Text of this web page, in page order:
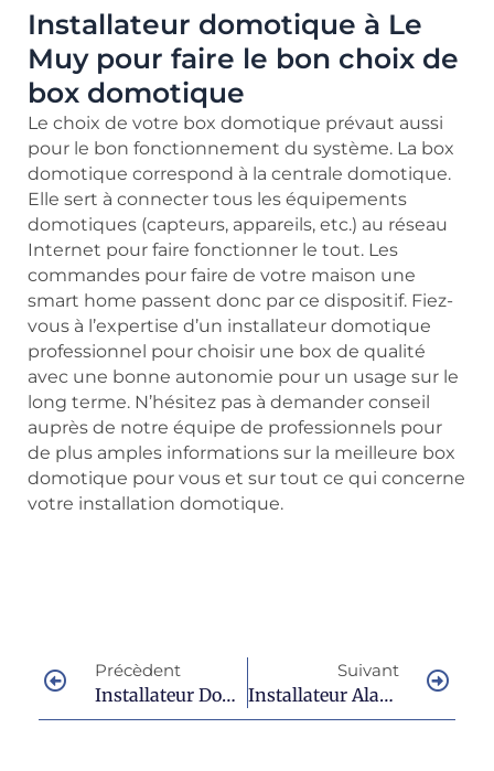
Installateur domotique à Le
Muy pour faire le bon choix de
box domotique
Le choix de votre box domotique prévaut aussi
pour le bon fonctionnement du système. La box
domotique correspond à la centrale domotique.
Elle sert à connecter tous les équipements
domotiques (capteurs, appareils, etc.) au réseau
Internet pour faire fonctionner le tout. Les
commandes pour faire de votre maison une
smart home passent donc par ce dispositif. Fiez-
vous à l’expertise d’un installateur domotique
professionnel pour choisir une box de qualité
avec une bonne autonomie pour un usage sur le
long terme. N’hésitez pas à demander conseil
auprès de notre équipe de professionnels pour
de plus amples informations sur la meilleure box
domotique pour vous et sur tout ce qui concerne
votre installation domotique.
Précèdent
Installateur Domotique À Fayence Pour Un Projet Réussi
Suivant
Installateur Alarme À Lorgues : Trouver Le Meilleur